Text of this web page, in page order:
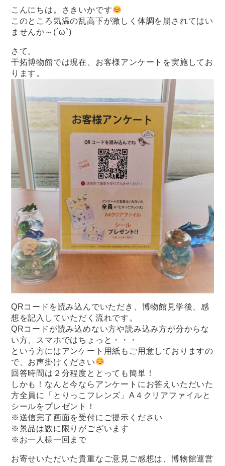
こんにちは。さきいかです
このところ気温の乱高下が激しく体調を崩されてはい
ませんか～(´ω`)
さて。
干拓博物館では現在、お客様アンケートを実施してお
ります。
QRコードを読み込んでいただき、博物館見学後、感
想を記入していただく流れです。
QRコードが読み込めない方や読み込み方が分からな
い方、スマホではちょっと・・・
という方にはアンケート用紙もご用意しておりますの
で、お声掛けください
回答時間は２分程度ととっても簡単！
しかも！なんと今ならアンケートにお答えいただいた
方全員に「とりっこフレンズ」A４クリアファイルと
シールをプレゼント！
※送信完了画面を受付にご提示ください
※景品は数に限りがございます
※お一人様一回まで
お寄せいただいた貴重なご意見ご感想は、博物館運営